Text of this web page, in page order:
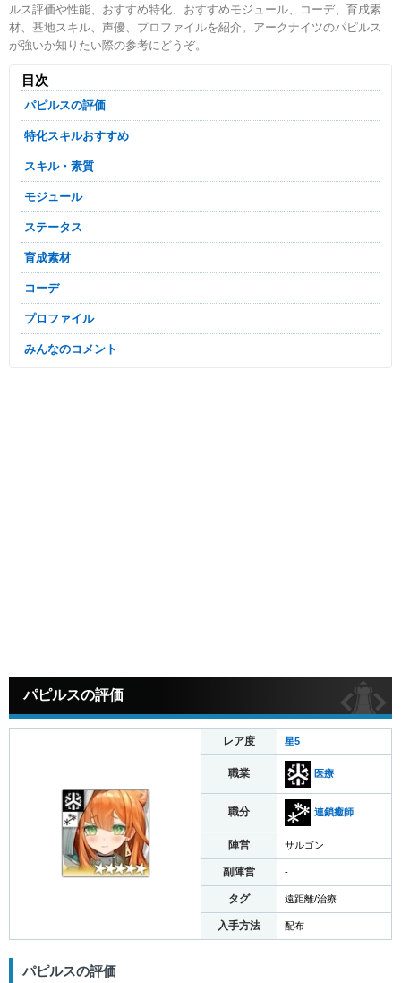
ルス評価や性能、おすすめ特化、おすすめモジュール、コーデ、育成素
材、基地スキル、声優、プロファイルを紹介。アークナイツのパピルス
が強いか知りたい際の参考にどうぞ。
目次
パピルスの評価
特化スキルおすすめ
スキル・素質
モジュール
ステータス
育成素材
コーデ
プロファイル
みんなのコメント
パピルスの評価
レア度 星5
職業 医療
職分 連鎖癒師
陣営 サルゴン
副陣営 -
タグ 遠距離/治療
入手方法 配布
パピルスの評価